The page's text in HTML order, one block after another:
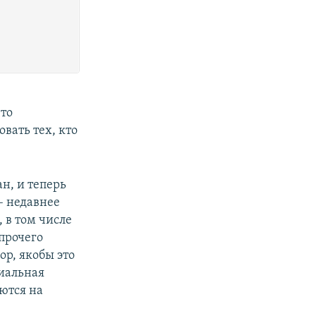
тех, кто
и теперь
недавнее
том числе
якобы это
на